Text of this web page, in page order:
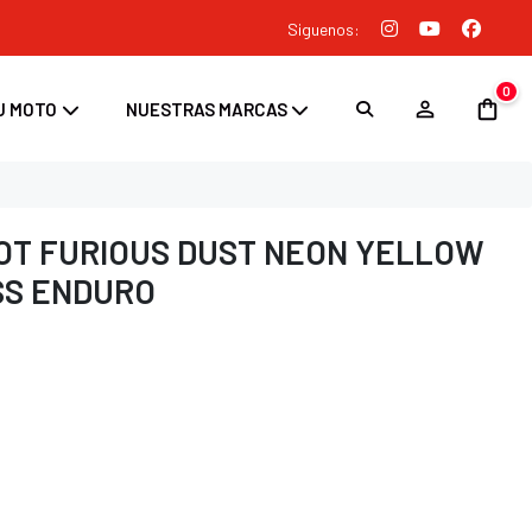
Siguenos:
MOTO NUESTRAS MARCAS
0
FURIOUS DUST NEON YELLOW
ENDURO